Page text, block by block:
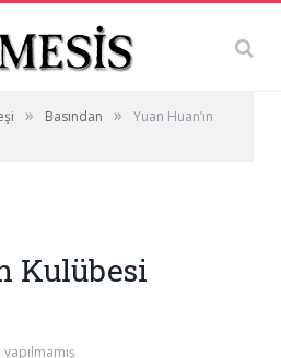
» Basından »
Yuan Huan’ın
Kulübesi